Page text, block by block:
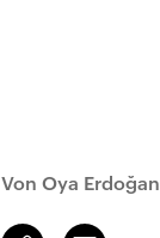
Von Oya Erdoğan